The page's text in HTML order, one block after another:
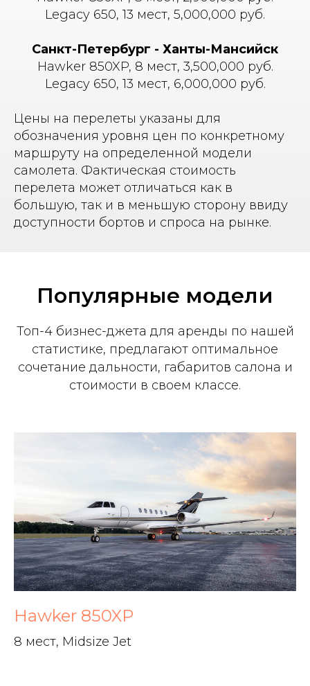
Legacy 650, 13 мест, 5,000,000 руб.
Санкт-Петербург - Ханты-Мансийск
Hawker 850XP, 8 мест, 3,500,000 руб.
Legacy 650, 13 мест, 6,000,000 руб.
Цены на перелеты указаны для
обозначения уровня цен по конкретному
маршруту на определенной модели
самолета. Фактическая стоимость
перелета может отличаться как в
большую, так и в меньшую сторону ввиду
доступности бортов и спроса на рынке.
Популярные модели
Топ-4 бизнес-джета для аренды по нашей
статистике, предлагают оптимальное
сочетание дальности, габаритов салона и
стоимости в своем классе.
Hawker 850XP
8 мест, Midsize Jet